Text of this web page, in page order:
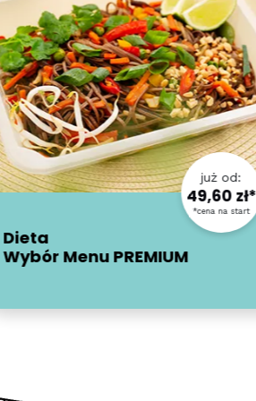
Dieta
Wybór Menu PREMIUM
już od:
49,60 zł*
*cena na start